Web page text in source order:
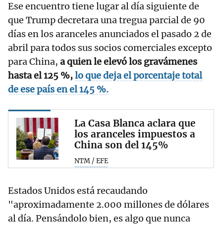
Ese encuentro tiene lugar al día siguiente de
que Trump decretara una tregua parcial de 90
días en los aranceles anunciados el pasado 2 de
abril para todos sus socios comerciales excepto
para China, a quien le elevó los gravámenes
hasta el 125 %,lo que deja el porcentaje total
de ese país en el 145 %.
La Casa Blanca aclara que
los aranceles impuestos a
China son del 145%
NTM / EFE
Estados Unidos está recaudando
"aproximadamente 2.000 millones de dólares
al día. Pensándolo bien, es algo que nunca